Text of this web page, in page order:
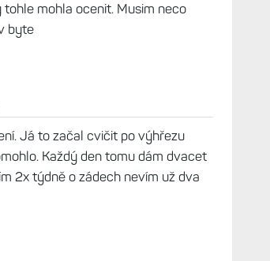
mohla ocenit. Musim neco
byte
Já to začal cvičit po výhřezu
Každý den tomu dám dvacet
2x týdně o zádech nevím už dva